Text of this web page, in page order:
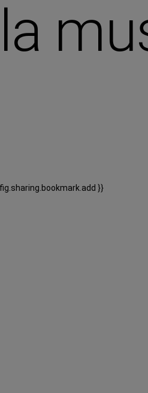
}}